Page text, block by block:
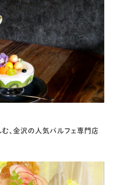
、金沢の人気パルフェ専門店